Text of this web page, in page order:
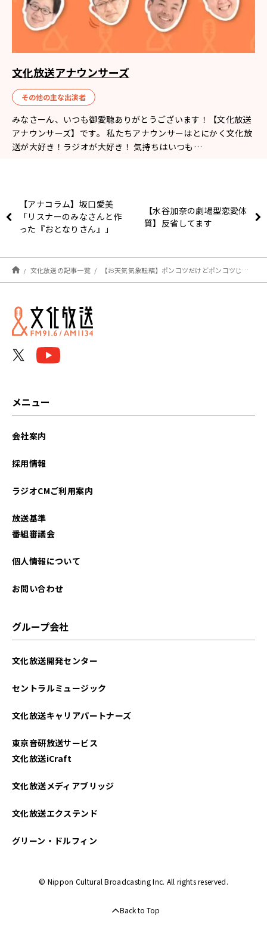
文化放送アナウンサーズ
その他の主な出演者
みなさーん、いつも御愛聴ありがとうございます！【文化放送
アナウンサーズ】です。 私たちアナウンサーはとにかく文化放
送が大好き！ラジオが大好き！ 気持ちはいつも…
【アナコラム】坂口愛美
「リスナーのみなさんと作
った『おとなりさん』」
【水谷加奈の劇場型恋愛体
質】反省してます
文化放送の記事一覧 【お天気気象転結】ポンコツだけどポンコツじゃない
メニュー
会社案内
採用情報
ラジオCMご利用案内
放送基準
番組審議会
個人情報について
お問い合わせ
グループ会社
文化放送開発センター
セントラルミュージック
文化放送キャリアパートナーズ
東京音研放送サービス
文化放送iCraft
文化放送メディアブリッジ
文化放送エクステンド
グリーン・ドルフィン
© Nippon Cultural Broadcasting Inc. All rights reserved.
Back to Top